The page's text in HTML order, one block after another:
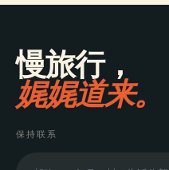
慢旅行，
娓娓道来。
保持联系